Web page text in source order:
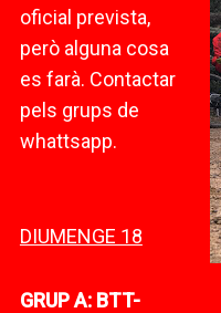
oficial prevista,
però alguna cosa
es farà. Contactar
pels grups de
whattsapp.
DIUMENGE 18
GRUP A: BTT-